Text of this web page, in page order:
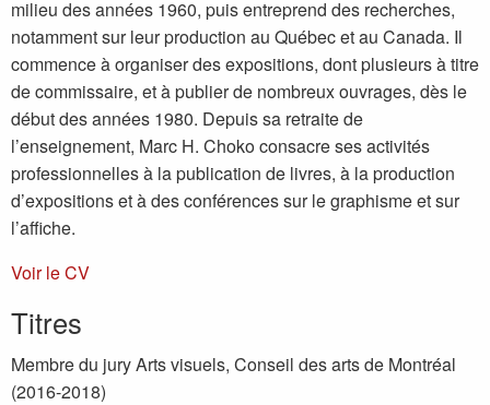
milieu des années 1960, puis entreprend des recherches,
notamment sur leur production au Québec et au Canada. Il
commence à organiser des expositions, dont plusieurs à titre
de commissaire, et à publier de nombreux ouvrages, dès le
début des années 1980. Depuis sa retraite de
l’enseignement, Marc H. Choko consacre ses activités
professionnelles à la publication de livres, à la production
d’expositions et à des conférences sur le graphisme et sur
l’affiche.
Voir le CV
Titres
Membre du jury Arts visuels, Conseil des arts de Montréal
(2016-2018)